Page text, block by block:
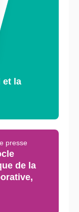
et la
presse
de la